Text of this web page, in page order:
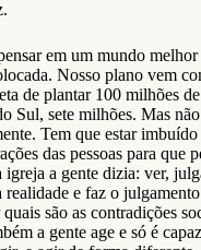
em um mundo melhor
Nosso plano vem
de plantar 100 milhões
Sul, sete milhões. Mas
Tem que estar
das pessoas para que
igreja a gente dizia: ver,
e faz o
são as contradições
a gente age e só é